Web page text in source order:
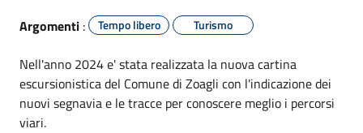
Argomenti : Tempo libero Turismo
Nell'anno 2024 e' stata realizzata la nuova cartina
escursionistica del Comune di Zoagli con l'indicazione dei
nuovi segnavia e le tracce per conoscere meglio i percorsi
viari.